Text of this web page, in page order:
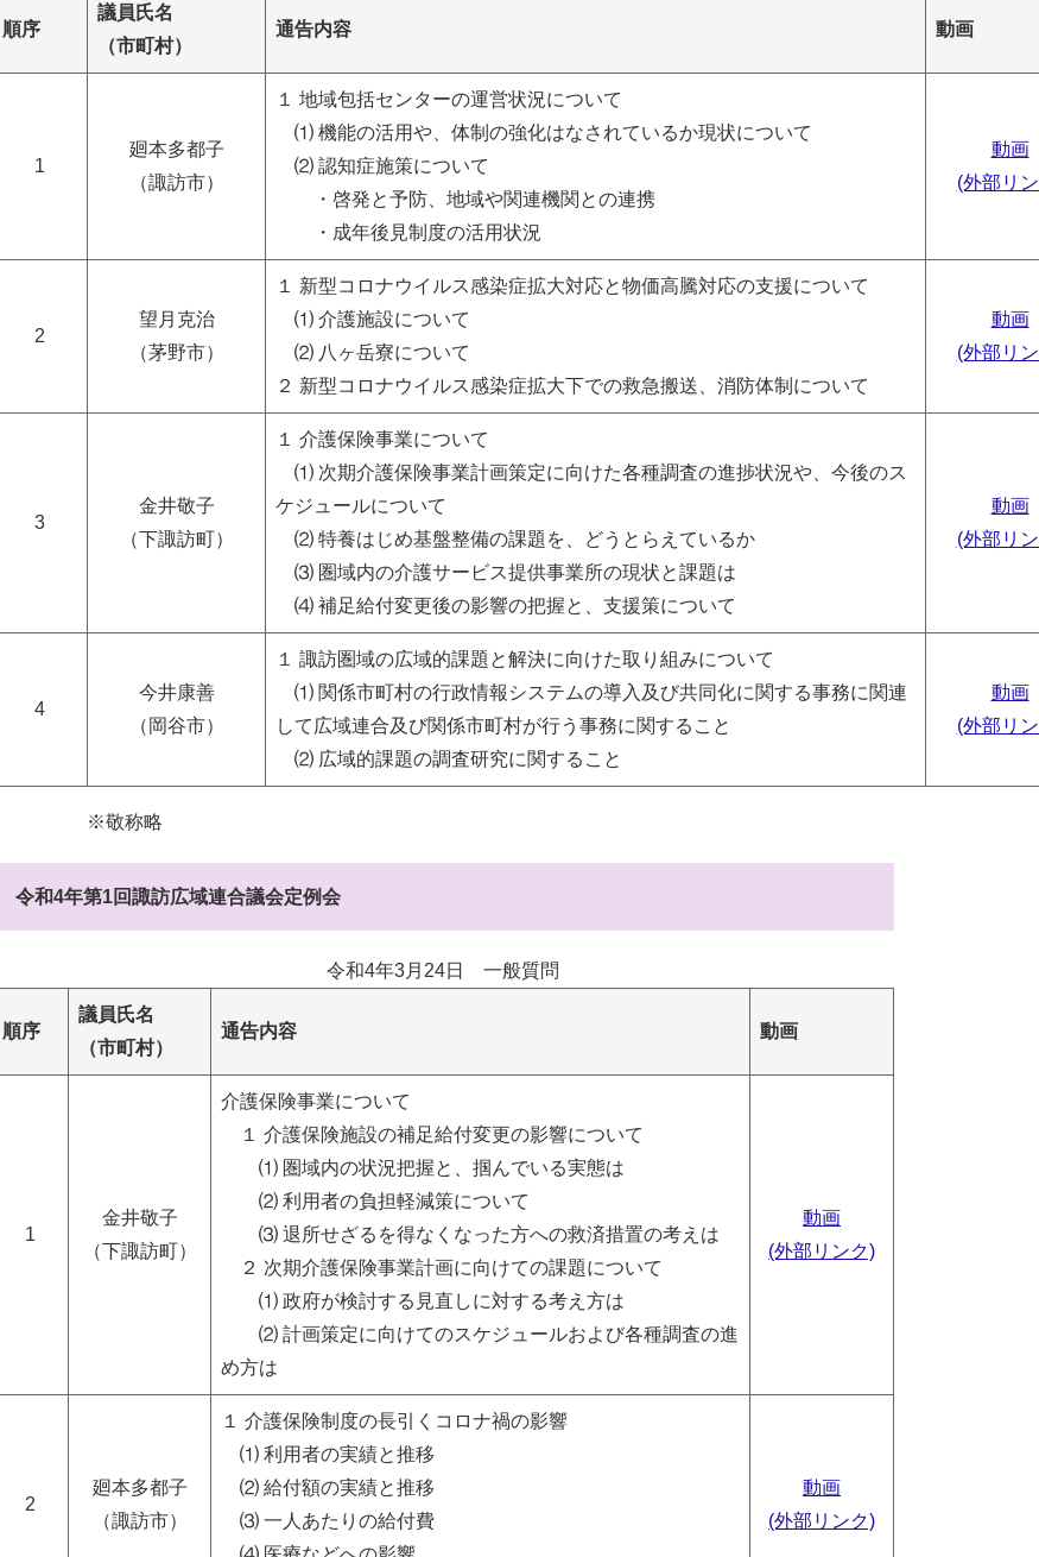
順序
議員氏名
（市町村）
通告内容 動画
1
廻本多都子
（諏訪市）
​１ 地域包括センターの運営状況について
⑴ 機能の活用や、体制の強化はなされているか現状について
⑵ 認知症施策について
・啓発と予防、地域や関連機関との連携
・成年後見制度の活用状況
動画
(外部リ
2
望月克治
（茅野市）
​１ 新型コロナウイルス感染症拡大対応と物価高騰対応の支援について
⑴ 介護施設について
⑵ 八ヶ岳寮について
２ 新型コロナウイルス感染症拡大下での救急搬送、消防体制について
動画
(外部リ
3
金井敬子
（下諏訪町）
​１ 介護保険事業について
⑴ 次期介護保険事業計画策定に向けた各種調査の進捗状況や、今後のス
ケジュールについて
⑵ 特養はじめ基盤整備の課題を、どうとらえているか
⑶ 圏域内の介護サービス提供事業所の現状と課題は
⑷ 補足給付変更後の影響の把握と、支援策について
動画
(外部リ
4
今井康善
（岡谷市）
​１ 諏訪圏域の広域的課題と解決に向けた取り組みについて
⑴ 関係市町村の行政情報システムの導入及び共同化に関する事務に関連
して広域連合及び関係市町村が行う事務に関すること
⑵ 広域的課題の調査研究に関すること
動画
(外部リ
※敬称略
令和4年第1回諏訪広域連合議会定例会
令和4年3月24日 一般質問
順序
議員氏名
（市町村）
通告内容 動画
1
金井敬子
（下諏訪町）
介護保険事業について
１ 介護保険施設の補足給付変更の影響について
⑴ 圏域内の状況把握と、掴んでいる実態は
⑵ 利用者の負担軽減策について
⑶ 退所せざるを得なくなった方への救済措置の考えは
２ 次期介護保険事業計画に向けての課題について
⑴ 政府が検討する見直しに対する考え方は
⑵ 計画策定に向けてのスケジュールおよび各種調査の進
め方は
動画
(外部リンク)
2
廻本多都子
（諏訪市）
１ 介護保険制度の長引くコロナ禍の影響
⑴ 利用者の実績と推移
⑵ 給付額の実績と推移
⑶ 一人あたりの給付費
動画
(外部リンク)